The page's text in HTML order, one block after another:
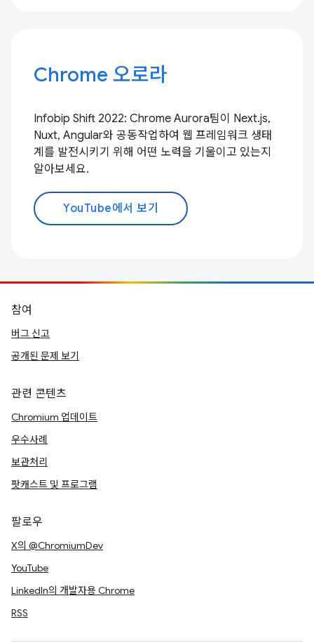
Chrome 오로라
Infobip Shift 2022: Chrome Aurora팀이 Next.js,
Nuxt, Angular와 공동작업하여 웹 프레임워크 생태
계를 발전시키기 위해 어떤 노력을 기울이고 있는지
알아보세요.
YouTube에서 보기
참여
버그 신고
공개된 문제 보기
관련 콘텐츠
Chromium 업데이트
우수사례
보관처리
팟캐스트 및 프로그램
팔로우
X의 @ChromiumDev
YouTube
LinkedIn의 개발자용 Chrome
RSS